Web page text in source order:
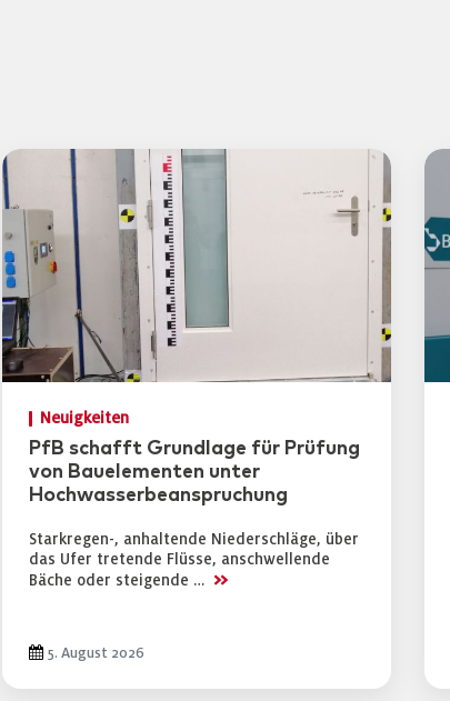
Neuigkeiten
PfB schafft Grundlage für Prüfung
von Bauelementen unter
Hochwasserbeanspruchung
Starkregen-, anhaltende Niederschläge, über
das Ufer tretende Flüsse, anschwellende
Bäche oder steigende … >>
5. August 2026